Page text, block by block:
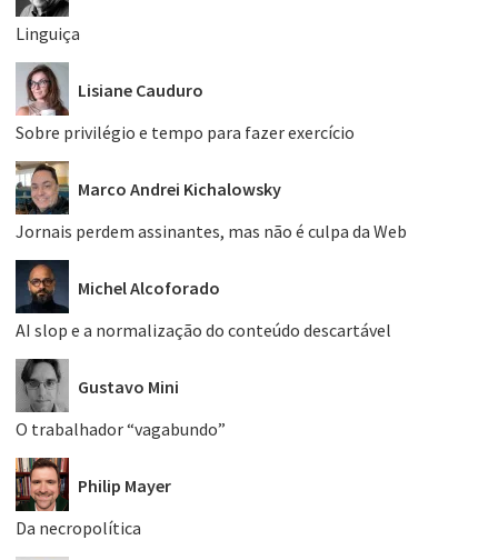
Linguiça
Lisiane Cauduro
Sobre privilégio e tempo para fazer exercício
Marco Andrei Kichalowsky
Jornais perdem assinantes, mas não é culpa da Web
Michel Alcoforado
AI slop e a normalização do conteúdo descartável
Gustavo Mini
O trabalhador “vagabundo”
Philip Mayer
Da necropolítica